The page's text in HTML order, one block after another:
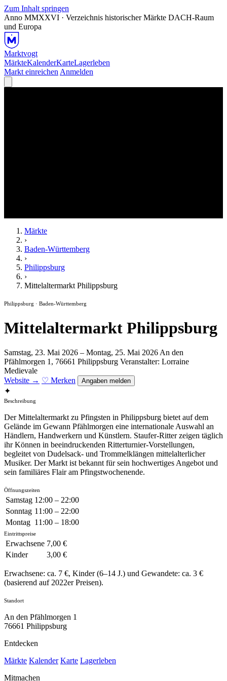
Zum Inhalt springen
Anno MMXXVI · Verzeichnis historischer Märkte DACH-Raum
und Europa
Marktvogt
MärkteKalenderKarteLagerleben
Markt einreichen Anmelden
Märkte
›
Baden-Württemberg
›
Philippsburg
›
Mittelaltermarkt Philippsburg
Philippsburg · Baden-Württemberg
Mittelaltermarkt Philippsburg
Samstag, 23. Mai 2026 – Montag, 25. Mai 2026 An den
Pfählmorgen 1, 76661 Philippsburg Veranstalter: Lorraine
Medievale
Website → ♡ Merken Angaben melden
✦
Beschreibung
Der Mittelaltermarkt zu Pfingsten in Philippsburg bietet auf dem
Gelände im Gewann Pfählmorgen eine internationale Auswahl an
Händlern, Handwerkern und Künstlern. Staufer-Ritter zeigen täglich
ihr Können in beeindruckenden Ritterturnier-Vorstellungen,
begleitet von Dudelsack- und Trommelklängen mittelalterlicher
Musiker. Der Markt ist bekannt für sein hochwertiges Angebot und
sein familiäres Flair am Pfingstwochenende.
Öffnungszeiten
Samstag 12:00 – 22:00
Sonntag 11:00 – 22:00
Montag 11:00 – 18:00
Eintrittspreise
Erwachsene 7,00 €
Kinder
3,00 €
Erwachsene: ca. 7 €, Kinder (6–14 J.) und Gewandete: ca. 3 €
(basierend auf 2022er Preisen).
Standort
An den Pfählmorgen 1
76661 Philippsburg
Entdecken
Märkte Kalender Karte Lagerleben
Mitmachen